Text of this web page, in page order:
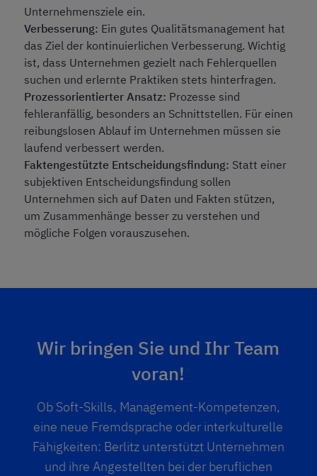
Unternehmensziele ein.
Verbesserung: Ein gutes Qualitätsmanagement hat
das Ziel der kontinuierlichen Verbesserung. Wichtig
ist, dass Unternehmen gezielt nach Fehlerquellen
suchen und erlernte Praktiken stets hinterfragen.
Prozessorientierter Ansatz: Prozesse sind
fehleranfällig, besonders an Schnittstellen. Für einen
reibungslosen Ablauf im Unternehmen müssen sie
laufend verbessert werden.
Faktengestützte Entscheidungsfindung: Statt einer
subjektiven Entscheidungsfindung sollen
Unternehmen sich auf Daten und Fakten stützen,
um Zusammenhänge besser zu verstehen und
mögliche Folgen vorauszusehen.
Wir bringen Sie und Ihr Team
voran!
Ob Soft-Skills, Management-Kompetenzen,
eine neue Fremdsprache oder interkulturelle
Fähigkeiten: Berlitz unterstützt Unternehmen
und ihre Angestellten bei der beruflichen